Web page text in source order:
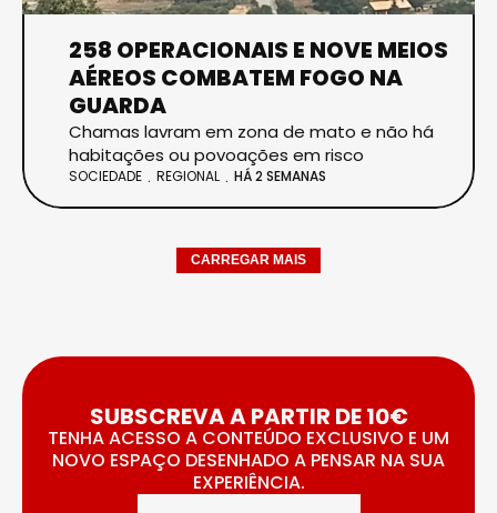
258 OPERACIONAIS E NOVE MEIOS
AÉREOS COMBATEM FOGO NA
GUARDA
Chamas lavram em zona de mato e não há
habitações ou povoações em risco
SOCIEDADE REGIONAL HÁ 2 SEMANAS
CARREGAR MAIS
SUBSCREVA A PARTIR DE 10€
TENHA ACESSO A CONTEÚDO EXCLUSIVO E UM
NOVO ESPAÇO DESENHADO A PENSAR NA SUA
EXPERIÊNCIA.